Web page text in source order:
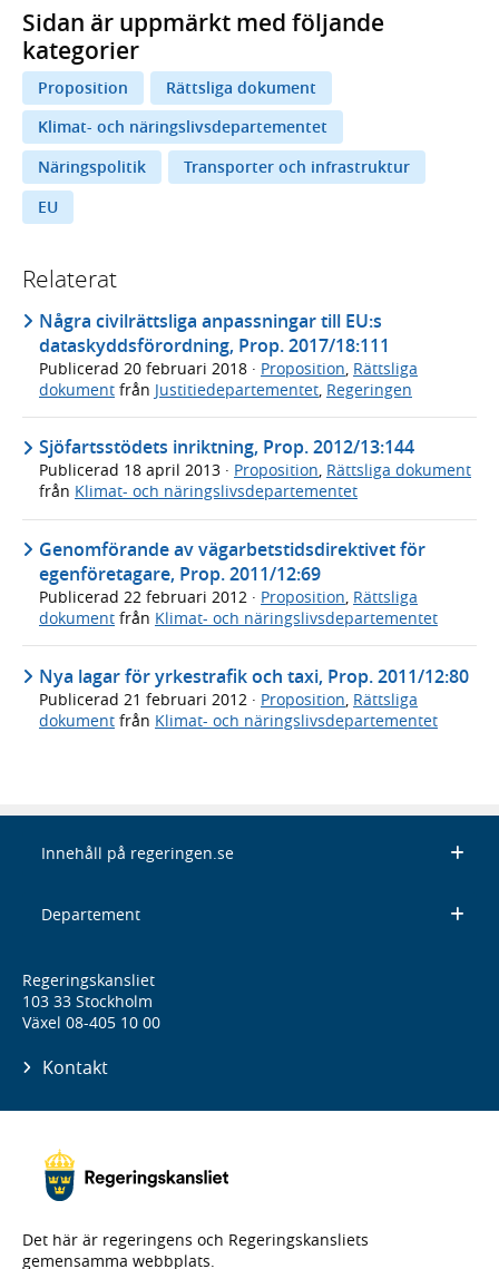
Sidan är uppmärkt med följande
kategorier
Proposition
Rättsliga dokument
Klimat- och näringslivsdepartementet
Näringspolitik
Transporter och infrastruktur
EU
Relaterat
Några civilrättsliga anpassningar till EU:s
dataskyddsförordning, Prop. 2017/18:111
Publicerad 20 februari 2018 · Proposition Rättsliga
dokument från Justitiedepartementet Regeringen
Sjöfartsstödets inriktning, Prop. 2012/13:144
Publicerad 18 april 2013 · Proposition, Rättsliga dokument
från Klimat- och näringslivsdepartementet
Genomförande av vägarbetstidsdirektivet för
egenföretagare, Prop. 2011/12:69
Publicerad 22 februari 2012 · Proposition, Rättsliga
dokument från Klimat- och näringslivsdepartementet
Nya lagar för yrkestrafik och taxi, Prop. 2011/12:80
Publicerad 21 februari 2012 · Proposition Rättsliga
dokument från Klimat- och näringslivsdepartementet
Innehåll på regeringen.se
Departement
Regeringskansliet
103 33 Stockholm
Växel 08-405 10 00
Kontakt
Det här är regeringens och Regeringskansliets
gemensamma webbplats.